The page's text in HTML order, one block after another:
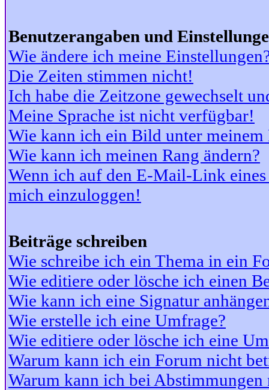
Benutzerangaben und
Wie ändere ich meine
Die Zeiten stimmen nicht!
Ich habe die Zeitzone gewechselt
Meine Sprache ist nicht verfügbar!
Wie kann ich ein Bild unter meinem
Wie kann ich meinen Rang ändern?
Wenn ich auf den E-Mail-Link
mich einzuloggen!
Beiträge schreiben
Wie schreibe ich ein Thema in ein
Wie editiere oder lösche ich einen
Wie kann ich eine Signatur
Wie erstelle ich eine Umfrage?
Wie editiere oder lösche ich eine
Warum kann ich ein Forum nicht
Warum kann ich bei